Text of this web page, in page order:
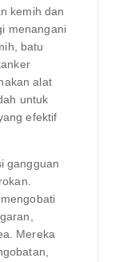
kemih dan
menangani
batu
alat
untuk
efektif
gangguan
Mereka